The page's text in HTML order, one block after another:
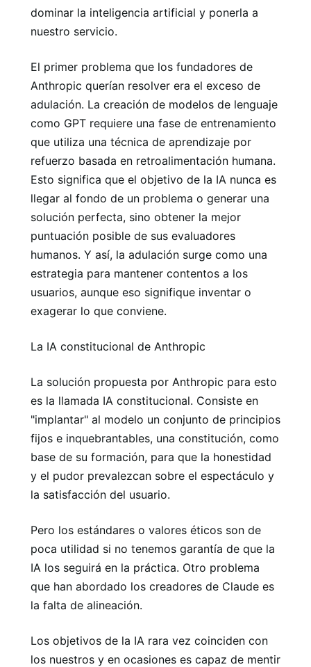
dominar la inteligencia artificial y ponerla a
nuestro servicio.
El primer problema que los fundadores de
Anthropic querían resolver era el exceso de
adulación. La creación de modelos de lenguaje
como GPT requiere una fase de entrenamiento
que utiliza una técnica de aprendizaje por
refuerzo basada en retroalimentación humana.
Esto significa que el objetivo de la IA nunca es
llegar al fondo de un problema o generar una
solución perfecta, sino obtener la mejor
puntuación posible de sus evaluadores
humanos. Y así, la adulación surge como una
estrategia para mantener contentos a los
usuarios, aunque eso signifique inventar o
exagerar lo que conviene.
La IA constitucional de Anthropic
La solución propuesta por Anthropic para esto
es la llamada IA ​​constitucional. Consiste en
"implantar" al modelo un conjunto de principios
fijos e inquebrantables, una constitución, como
base de su formación, para que la honestidad
y el pudor prevalezcan sobre el espectáculo y
la satisfacción del usuario.
Pero los estándares o valores éticos son de
poca utilidad si no tenemos garantía de que la
IA los seguirá en la práctica. Otro problema
que han abordado los creadores de Claude es
la falta de alineación.
Los objetivos de la IA rara vez coinciden con
los nuestros y en ocasiones es capaz de mentir